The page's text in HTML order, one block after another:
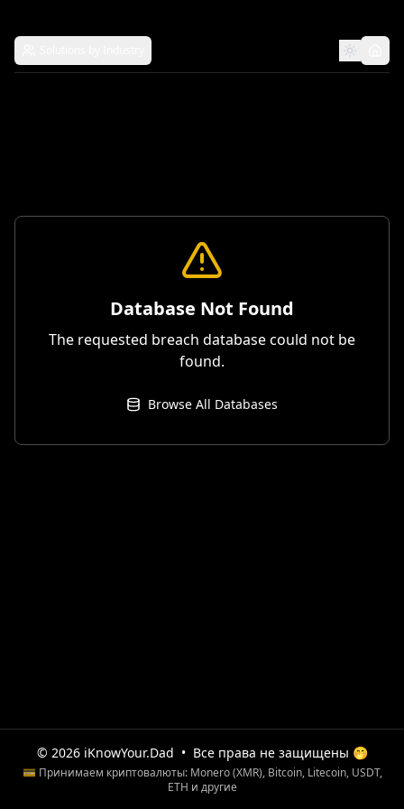
Database Not Found
The requested breach database could not be
found.
Browse All Databases
© 2026 iKnowYour.Dad • Все права не защищены 🤭
💳 Принимаем криптовалюты: Monero (XMR), Bitcoin, Litecoin, USDT,
ETH и другие